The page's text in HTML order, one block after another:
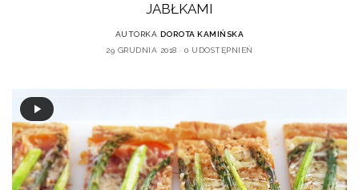
JABŁKAMI
AUTORKA DOROTA KAMIŃSKA
29 GRUDNIA 2018
0 UDOSTĘPNIEŃ